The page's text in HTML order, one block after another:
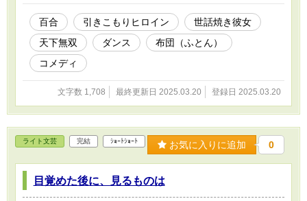
百合 引きこもりヒロイン
世話焼き彼女
天下無双
ダンス
布団（ふとん）
コメディ
文字数 1,708 最終更新日 2025.03.20 登録日 2025.03.20
ライト文芸 完結 ｼｮｰﾄｼｮｰﾄ お気に入りに追加 0
目覚めた後に、見るものは